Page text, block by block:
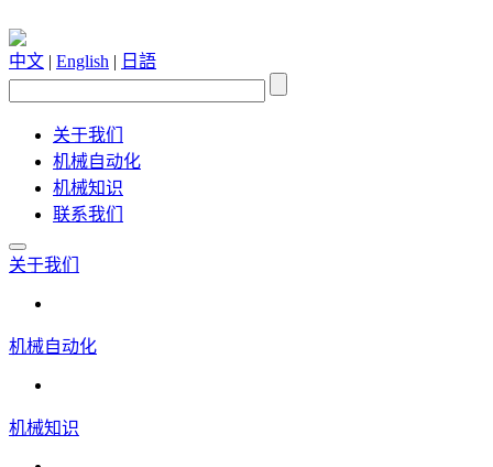
中文 | English | 日語
关于我们
机械自动化
机械知识
联系我们
关于我们
机械自动化
机械知识